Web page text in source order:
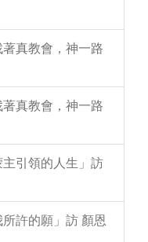
真教會，神一路
真教會，神一路
引領的人生」訪
許的願」訪 顏恩